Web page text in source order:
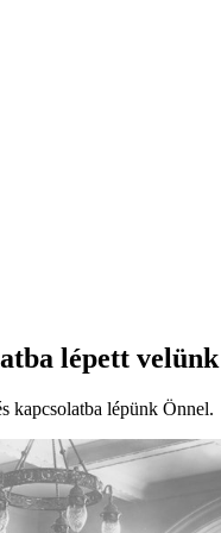
lépett
kapcsolatba lépünk Önnel.